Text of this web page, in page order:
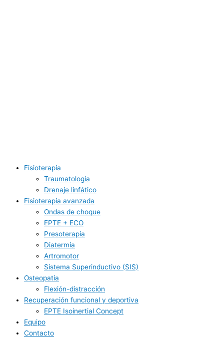
Fisioterapia
Traumatología
Drenaje linfático
Fisioterapia avanzada
Ondas de choque
EPTE + ECO
Presoterapia
Diatermia
Artromotor
Sistema Superinductivo (SIS)
Osteopatía
Flexión-distracción
Recuperación funcional y deportiva
EPTE Isoinertial Concept
Equipo
Contacto